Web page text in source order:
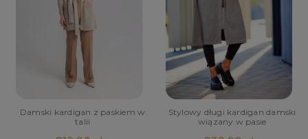
Damski kardigan z paskiem w
talii
Stylowy długi kardigan damski
wiązany w pasie